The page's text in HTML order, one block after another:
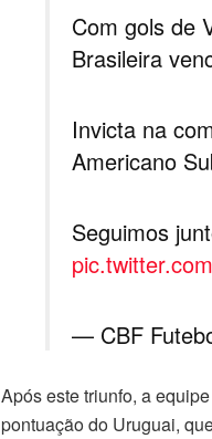
Com gols de
Brasileira
Invicta na
Americano
Seguimos
— CBF
Após este triunfo, a
pontuação do Uruguai,